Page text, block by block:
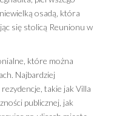
osadą, która
się stolicą Reunionu w
które można
Najbardziej
takie jak Villa
publicznej, jak